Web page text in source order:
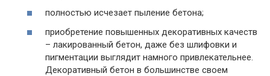
полностью исчезает пыление бетона;
приобретение повышенных декоративных качеств
– лакированный бетон, даже без шлифовки и
пигментации выглядит намного привлекательнее.
Декоративный бетон в большинстве своем